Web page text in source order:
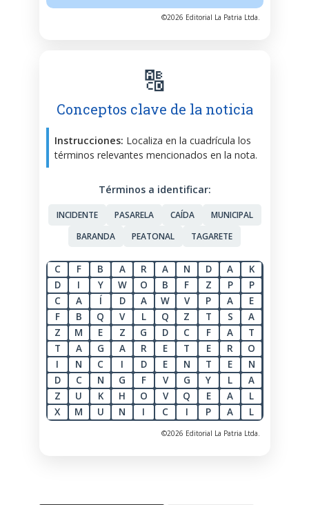
©2026 Editorial La Patria Ltda.
🔠
Conceptos clave de la noticia
Instrucciones: Localiza en la cuadrícula los
términos relevantes mencionados en la nota.
Términos a identificar:
INCIDENTE PASARELA CAÍDA
MUNICIPAL
BARANDA
PEATONAL TAGARETE
C F B A R A N D A
K
D
I Y W O B F Z P
P
C
A Í D A W V P A
E
F
B Q V L Q Z T S
A
Z
M E Z G D C F A
T
T
A G A R E T E R
O
I
N C I D E N T E
N
D
C N G F V G Y L
A
Z
U K H O V Q E A
L
X
M U N I C I P A L
©2026 Editorial La Patria Ltda.